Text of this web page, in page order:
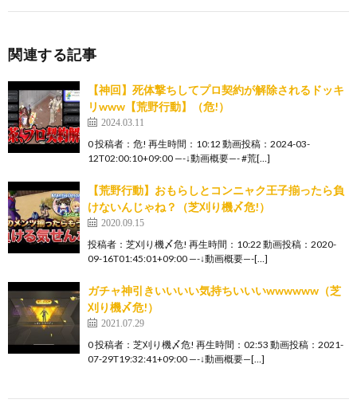
関連する記事
【神回】死体撃ちしてプロ契約が解除されるドッキ
リwww【荒野行動】（危!）
2024.03.11
0 投稿者：危! 再生時間：10:12 動画投稿：2024-03-
12T02:00:10+09:00 —-↓動画概要—- #荒[…]
【荒野行動】おもらしとコンニャク王子揃ったら負
けないんじゃね？（芝刈り機〆危!）
2020.09.15
投稿者：芝刈り機〆危! 再生時間：10:22 動画投稿：2020-
09-16T01:45:01+09:00 —-↓動画概要—-[…]
ガチャ神引きいいいい気持ちいいいwwwwww（芝
刈り機〆危!）
2021.07.29
0 投稿者：芝刈り機〆危! 再生時間：02:53 動画投稿：2021-
07-29T19:32:41+09:00 —-↓動画概要—[…]